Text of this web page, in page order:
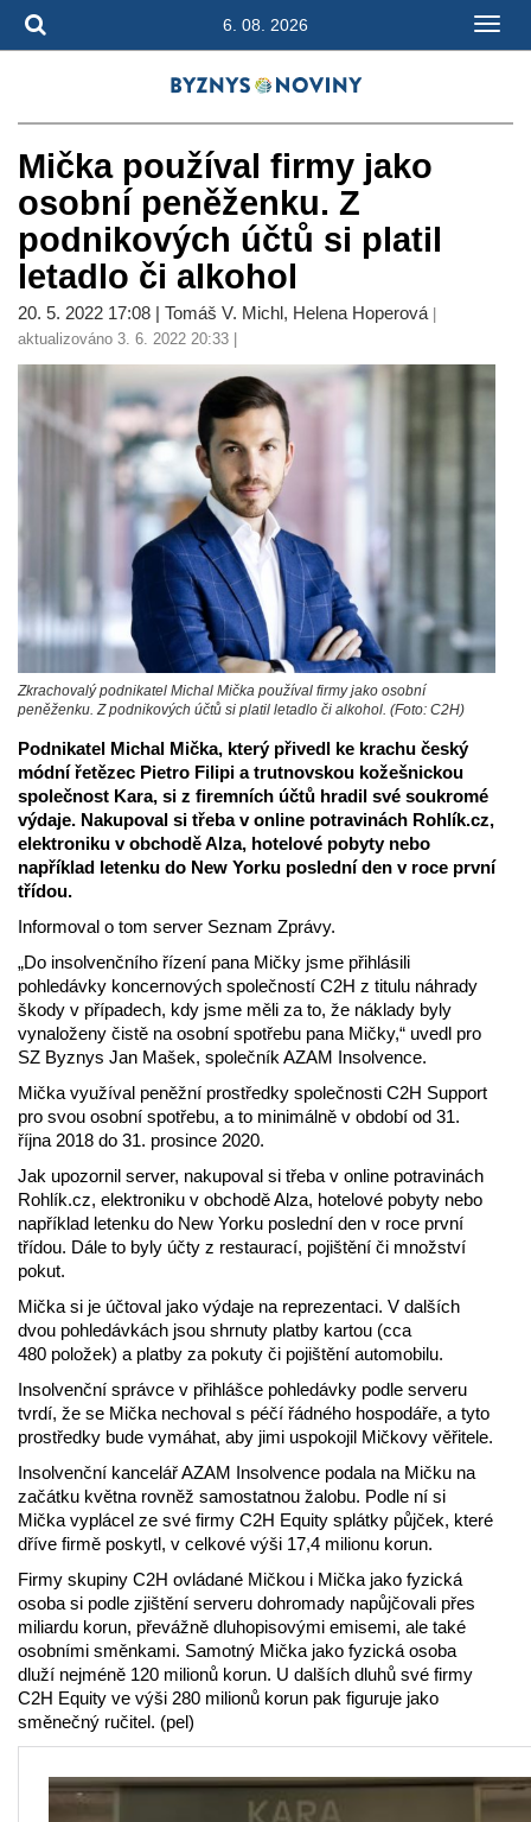
6. 08. 2026
Mička používal firmy jako
osobní peněženku. Z
podnikových účtů si platil
letadlo či alkohol
20. 5. 2022 17:08 | Tomáš V. Michl, Helena Hoperová|
aktualizováno 3. 6. 2022 20:33 |
Zkrachovalý podnikatel Michal Mička používal firmy jako osobní
peněženku. Z podnikových účtů si platil letadlo či alkohol. (Foto: C2H)
Podnikatel Michal Mička, který přivedl ke krachu český
módní řetězec Pietro Filipi a trutnovskou kožešnickou
společnost Kara, si z firemních účtů hradil své soukromé
výdaje. Nakupoval si třeba v online potravinách Rohlík.cz,
elektroniku v obchodě Alza, hotelové pobyty nebo
například letenku do New Yorku poslední den v roce první
třídou.
Informoval o tom server Seznam Zprávy.
„Do insolvenčního řízení pana Mičky jsme přihlásili
pohledávky koncernových společností C2H z titulu náhrady
škody v případech, kdy jsme měli za to, že náklady byly
vynaloženy čistě na osobní spotřebu pana Mičky,“ uvedl pro
SZ Byznys Jan Mašek, společník AZAM Insolvence.
Mička využíval peněžní prostředky společnosti C2H Support
pro svou osobní spotřebu, a to minimálně v období od 31.
října 2018 do 31. prosince 2020.
Jak upozornil server, nakupoval si třeba v online potravinách
Rohlík.cz, elektroniku v obchodě Alza, hotelové pobyty nebo
například letenku do New Yorku poslední den v roce první
třídou. Dále to byly účty z restaurací, pojištění či množství
pokut.
Mička si je účtoval jako výdaje na reprezentaci. V dalších
dvou pohledávkách jsou shrnuty platby kartou (cca
480 položek) a platby za pokuty či pojištění automobilu.
Insolvenční správce v přihlášce pohledávky podle serveru
tvrdí, že se Mička nechoval s péčí řádného hospodáře, a tyto
prostředky bude vymáhat, aby jimi uspokojil Mičkovy věřitele.
Insolvenční kancelář AZAM Insolvence podala na Mičku na
začátku května rovněž samostatnou žalobu. Podle ní si
Mička vyplácel ze své firmy C2H Equity splátky půjček, které
dříve firmě poskytl, v celkové výši 17,4 milionu korun.
Firmy skupiny C2H ovládané Mičkou i Mička jako fyzická
osoba si podle zjištění serveru dohromady napůjčovali přes
miliardu korun, převážně dluhopisovými emisemi, ale také
osobními směnkami. Samotný Mička jako fyzická osoba
dluží nejméně 120 milionů korun. U dalších dluhů své firmy
C2H Equity ve výši 280 milionů korun pak figuruje jako
směnečný ručitel. (pel)